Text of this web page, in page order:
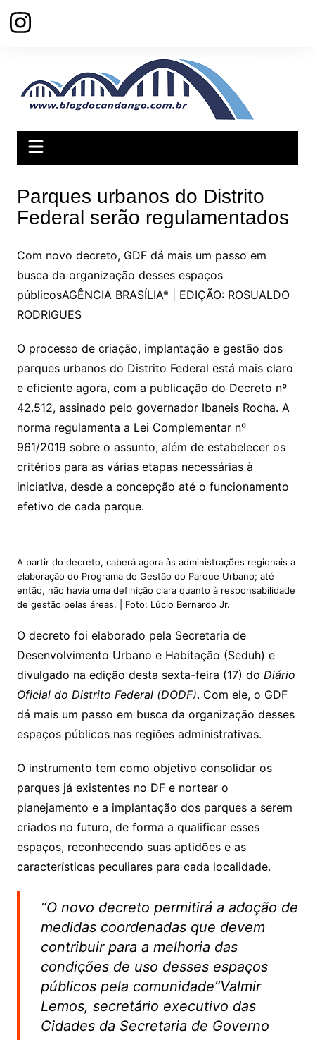
para
Parques urbanos do Distrito
Federal serão regulamentados
Com novo decreto, GDF dá mais um passo em
busca da organização desses espaços
públicosAGÊNCIA BRASÍLIA* | EDIÇÃO: ROSUALDO
RODRIGUES
O processo de criação, implantação e gestão dos
parques urbanos do Distrito Federal está mais claro
e eficiente agora, com a publicação do Decreto nº
42.512, assinado pelo governador Ibaneis Rocha. A
norma regulamenta a Lei Complementar nº
961/2019 sobre o assunto, além de estabelecer os
critérios para as várias etapas necessárias à
iniciativa, desde a concepção até o funcionamento
efetivo de cada parque.
A partir do decreto, caberá agora às administrações regionais a
elaboração do Programa de Gestão do Parque Urbano; até
então, não havia uma definição clara quanto à responsabilidade
de gestão pelas áreas. | Foto: Lúcio Bernardo Jr.
O decreto foi elaborado pela Secretaria de
Desenvolvimento Urbano e Habitação (Seduh) e
divulgado na edição desta sexta-feira (17) do Diário
Oficial do Distrito Federal (DODF). Com ele, o GDF
dá mais um passo em busca da organização desses
espaços públicos nas regiões administrativas.
O instrumento tem como objetivo consolidar os
parques já existentes no DF e nortear o
planejamento e a implantação dos parques a serem
criados no futuro, de forma a qualificar esses
espaços, reconhecendo suas aptidões e as
características peculiares para cada localidade.
“O novo decreto permitirá a adoção de
medidas coordenadas que devem
contribuir para a melhoria das
condições de uso desses espaços
públicos pela comunidade”Valmir
Lemos, secretário executivo das
Cidades da Secretaria de Governo